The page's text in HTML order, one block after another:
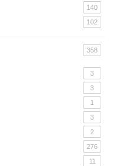
140
102
358
3
3
1
3
2
276
11